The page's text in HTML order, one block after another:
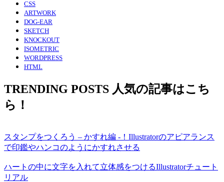
CSS
ARTWORK
DOG-EAR
SKETCH
KNOCKOUT
ISOMETRIC
WORDPRESS
HTML
TRENDING POSTS 人気の記事はこち
ら！
スタンプをつくろう – かすれ編 -！Illustratorのアピアランス
で印鑑やハンコのようにかすれさせる
ハートの中に文字を入れて立体感をつけるIllustratorチュート
リアル